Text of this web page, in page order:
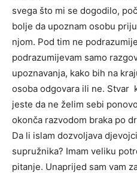
svega što mi se dogodilo,
bolje da upoznam osobu
njom. Pod tim ne
podrazumijevam samo
upoznavanja, kako bih na
osoba odgovara ili ne. Stvar
jeste da ne želim sebi
okonča razvodom braka po
Da li islam dozvoljava
supružnika? Imam veliku
pitanje. Unaprijed sam vam